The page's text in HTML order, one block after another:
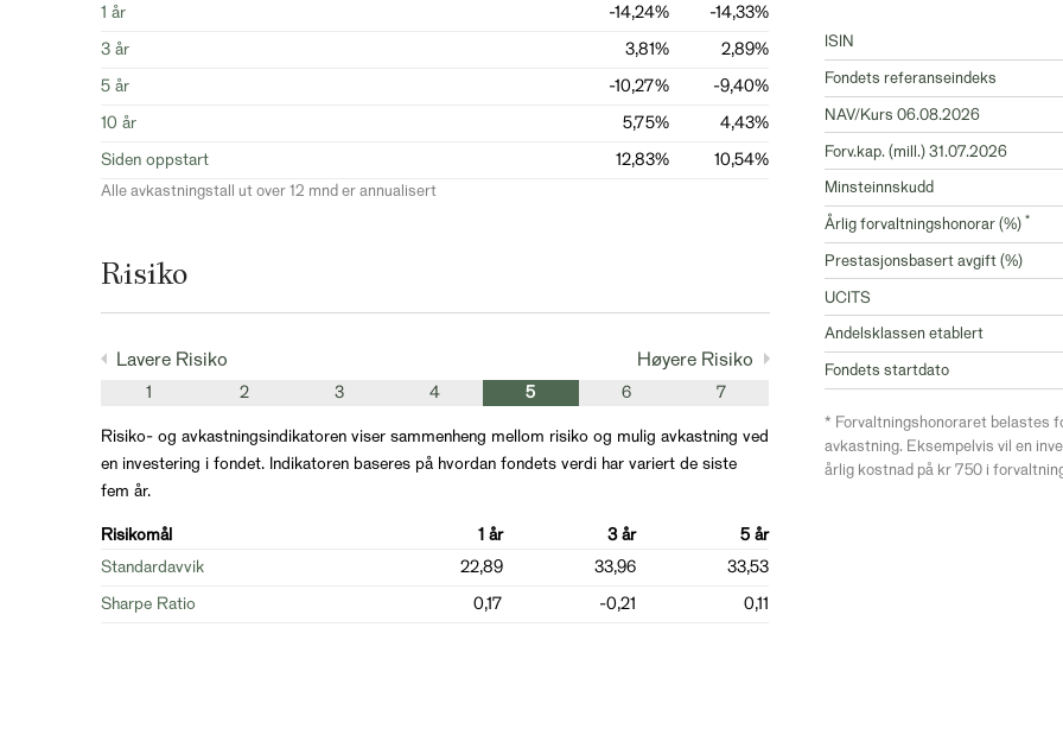
1 år
-14,24%
-14,33%
3 år
3,81%
2,89%
5 år
-10,27%
-9,40%
10 år
5,75%
4,43%
Siden oppstart
12,83% 10,54%
Alle avkastningstall ut over 12 mnd er annualisert
Risiko
Lavere Risiko Høyere Risiko
1 2 3 4 5 6
7
Risiko- og avkastningsindikatoren viser sammenheng mellom risiko og mulig avkastning ved
en investering i fondet. Indikatoren baseres på hvordan fondets verdi har variert de siste
fem år.
Risikomål
1 år 3 år
5 år
Standardavvik
22,89 33,96
33,53
Sharpe Ratio
0,17 -0,21 0,11
ISIN
Fondets referanseindeks
NAV/Kurs 06.08.2026
Forv.kap. (mill.) 31.07.2026
Minsteinnskudd
Årlig forvaltningshonorar (%)*
Prestasjonsbasert avgift (%)
UCITS
Andelsklassen etablert
Fondets startdato
* Forvaltningshonoraret belastes
avkastning. Eksempelvis vil en
årlig kostnad på kr 750 i